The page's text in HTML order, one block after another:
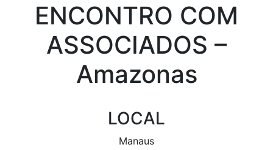
ENCONTRO COM
ASSOCIADOS –
Amazonas
LOCAL
Manaus